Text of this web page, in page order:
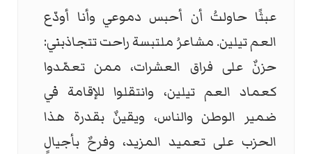
عبثًا حاولتُ أن أحبس دموعي وأنا أودّع
العم تيلين. مشاعرُ ملتبسة راحت تتجاذبني:
حزنٌ على فراق العشرات، ممن تعمّدوا
كعماد العم تيلين، وانتقلوا للإقامة في
ضمير الوطن والناس، ويقينٌ بقدرة هذا
الحزب على تعميد المزيد، وفرحٌ بأجيالٍ